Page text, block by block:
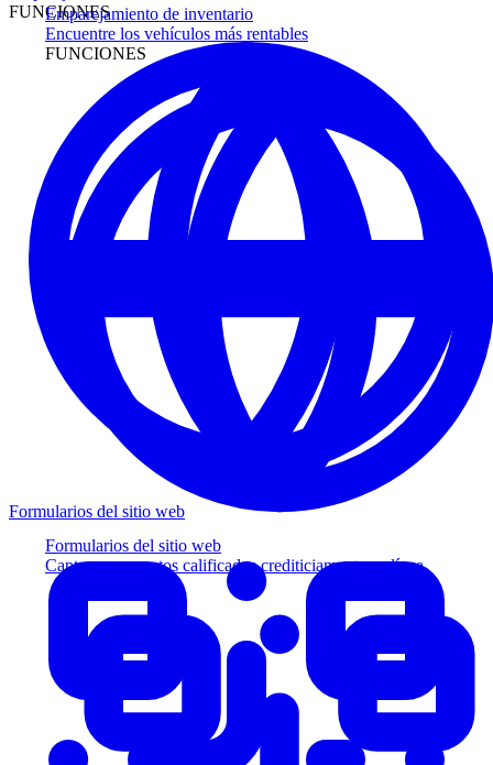
Emparejamiento de inventario
Encuentre los vehículos más rentables
FUNCIONES
Formularios del sitio web
Capture prospectos calificados crediticiamente en línea
FUNCIONES
Formularios del sitio web